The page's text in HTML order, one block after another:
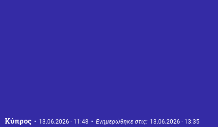
Κύπρος 13.06.2026 - 11:48 Ενημερώθηκε στις: 13.06.2026 - 13:35